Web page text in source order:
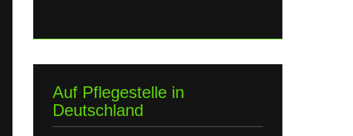
Auf Pflegestelle in
Deutschland